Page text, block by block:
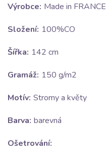
Výrobce: Made in FRANCE
Složení: 100%CO
Šířka: 142 cm
Gramáž: 150 g/m2
Motív: Stromy a květy
Barva: barevná
Ošetrování: